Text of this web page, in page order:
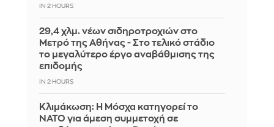
IN 2 HOURS
29,4 χλμ. νέων σιδηροτροχιών στο
Μετρό της Αθήνας - Στο τελικό στάδιο
το μεγαλύτερο έργο αναβάθμισης της
επιδομής
IN 2 HOURS
Κλιμάκωση: Η Μόσχα κατηγορεί το
ΝΑΤΟ για άμεση συμμετοχή σε